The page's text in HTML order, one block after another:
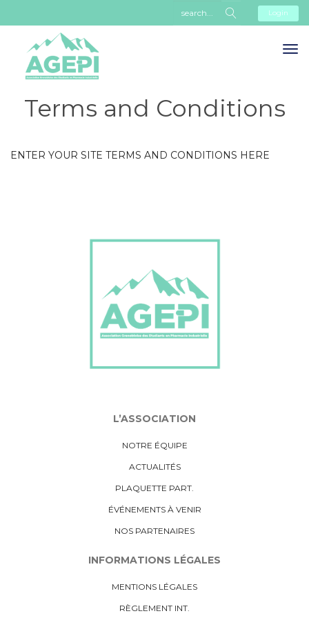
Login
Terms and Conditions
ENTER YOUR SITE TERMS AND CONDITIONS HERE
L’ASSOCIATION
NOTRE ÉQUIPE
ACTUALITÉS
PLAQUETTE PART.
ÉVÉNEMENTS À VENIR
NOS PARTENAIRES
INFORMATIONS LÉGALES
MENTIONS LÉGALES
RÈGLEMENT INT.